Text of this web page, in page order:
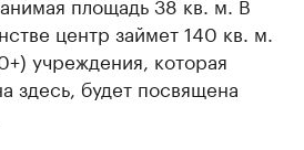
центр займет 140 кв. м.
учреждения, которая
здесь, будет посвящена